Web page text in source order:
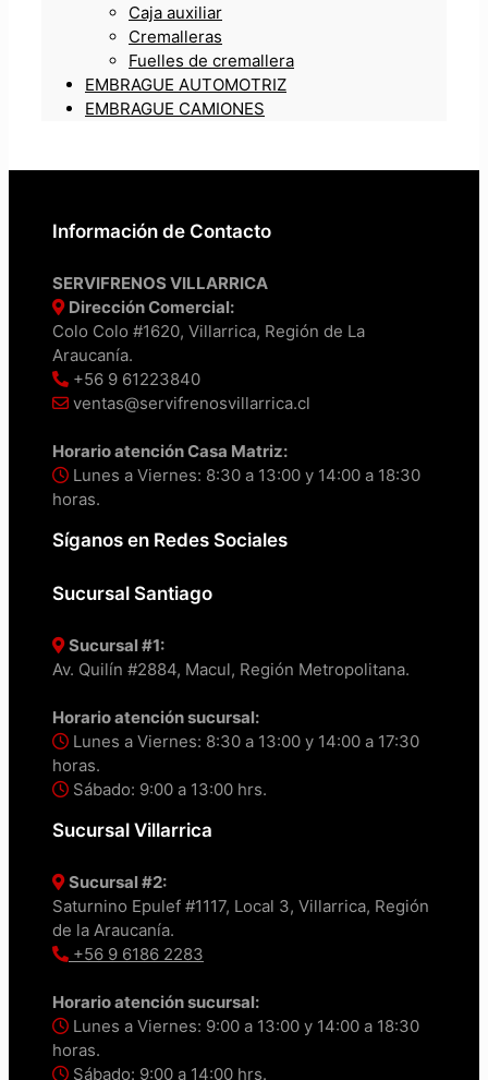
Caja auxiliar
Cremalleras
Fuelles de cremallera
EMBRAGUE AUTOMOTRIZ
EMBRAGUE CAMIONES
Información de Contacto
SERVIFRENOS VILLARRICA
Dirección Comercial:
Colo Colo #1620, Villarrica, Región de La
Araucanía.
+56 9 61223840
ventas@servifrenosvillarrica.cl
Horario atención Casa Matriz:
Lunes a Viernes: 8:30 a 13:00 y 14:00 a 18:30
horas.
Síganos en Redes Sociales
Sucursal Santiago
Sucursal #1:
Av. Quilín #2884, Macul, Región Metropolitana.
Horario atención sucursal:
Lunes a Viernes: 8:30 a 13:00 y 14:00 a 17:30
horas.
Sábado: 9:00 a 13:00 hrs.
Sucursal Villarrica
Sucursal #2:
Saturnino Epulef #1117, Local 3, Villarrica, Región
de la Araucanía.
+56 9 6186 2283
Horario atención sucursal:
Lunes a Viernes: 9:00 a 13:00 y 14:00 a 18:30
horas.
Sábado: 9:00 a 14:00 hrs.